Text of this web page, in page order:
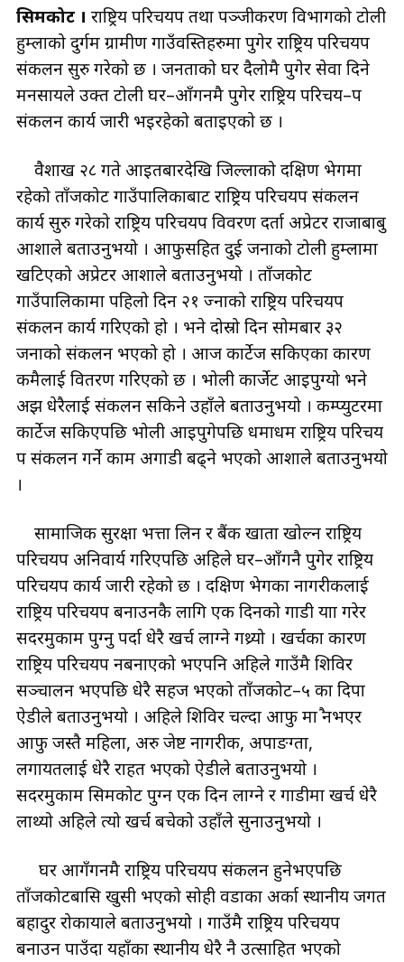
सिमकोट । राष्ट्रिय परिचयपत्र तथा पञ्जीकरण विभागको टोली
हुम्लाको दुर्गम ग्रामीण गाउँवस्तिहरुमा पुगेर राष्ट्रिय परिचयपत्र
संकलन सुरु गरेको छ । जनताको घर दैलोमै पुगेर सेवा दिने
मनसायले उक्त टोली घर–आँगनमै पुगेर राष्ट्रिय परिचय–पत्र
संकलन कार्य जारी भइरहेको बताइएको छ ।
वैशाख २८ गते आइतबारदेखि जिल्लाको दक्षिण भेगमा
रहेको ताँजकोट गाउँपालिकाबाट राष्ट्रिय परिचयपत्र संकलन
कार्य सुरु गरेको राष्ट्रिय परिचयपत्र विवरण दर्ता अप्रेटर राजाबाबु
आशाले बताउनुभयो । आफुसहित दुई जनाको टोली हुम्लामा
खटिएको अप्रेटर आशाले बताउनुभयो । ताँजकोट
गाउँपालिकामा पहिलो दिन २१ ज्नाको राष्ट्रिय परिचयपत्र
संकलन कार्य गरिएको हो । भने दोस्रो दिन सोमबार ३२
जनाको संकलन भएको हो । आज कार्टेज सकिएका कारण
कमैलाई वितरण गरिएको छ । भोली कार्जेट आइपुग्यो भने
अझ धेरैलाई संकलन सकिने उहाँले बताउनुभयो । कम्प्युटरमा
कार्टेज सकिएपछि भोली आइपुगेपछि धमाधम राष्ट्रिय परिचय
पत्र संकलन गर्ने काम अगाडी बढ्ने भएको आशाले बताउनुभयो
।
सामाजिक सुरक्षा भत्ता लिन र बैंक खाता खोल्न राष्ट्रिय
परिचयपत्र अनिवार्य गरिएपछि अहिले घर–आँगनै पुगेर राष्ट्रिय
परिचयपत्र कार्य जारी रहेको छ । दक्षिण भेगका नागरीकलाई
राष्ट्रिय परिचयपत्र बनाउनकै लागि एक दिनको गाडी यात्रा गरेर
सदरमुकाम पुग्नु पर्दा धेरै खर्च लाग्ने गथ्र्यो । खर्चका कारण
राष्ट्रिय परिचयपत्र नबनाएको भएपनि अहिले गाउँमै शिविर
सञ्चालन भएपछि धेरै सहज भएको ताँजकोट–५ का दिपा
ऐडीले बताउनुभयो । अहिले शिविर चल्दा आफु मात्रै नभएर
आफु जस्तै महिला, अरु जेष्ट नागरीक, अपाङग्ता,
लगायतलाई धेरै राहत भएको ऐडीले बताउनुभयो ।
सदरमुकाम सिमकोट पुग्न एक दिन लाग्ने र गाडीमा खर्च धेरै
लाथ्यो अहिले त्यो खर्च बचेको उहाँले सुनाउनुभयो ।
घर आगँगनमै राष्ट्रिय परिचयपत्र संकलन हुनेभएपछि
ताँजकोटबासि खुसी भएको सोही वडाका अर्का स्थानीय जगत
बहादुर रोकायाले बताउनुभयो । गाउँमै राष्ट्रिय परिचयपत्र
बनाउन पाउँदा यहाँका स्थानीय धेरै नै उत्साहित भएको